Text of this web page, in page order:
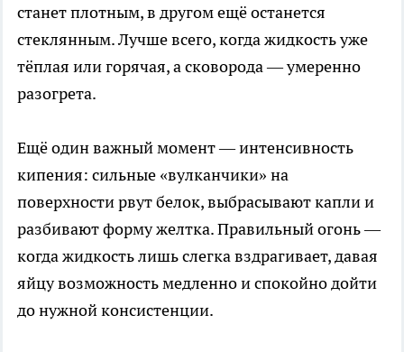
станет плотным, в другом ещё останется
стеклянным. Лучше всего, когда жидкость уже
тёплая или горячая, а сковорода — умеренно
разогрета.​
Ещё один важный момент — интенсивность
кипения: сильные «вулканчики» на
поверхности рвут белок, выбрасывают капли и
разбивают форму желтка. Правильный огонь —
когда жидкость лишь слегка вздрагивает, давая
яйцу возможность медленно и спокойно дойти
до нужной консистенции.​